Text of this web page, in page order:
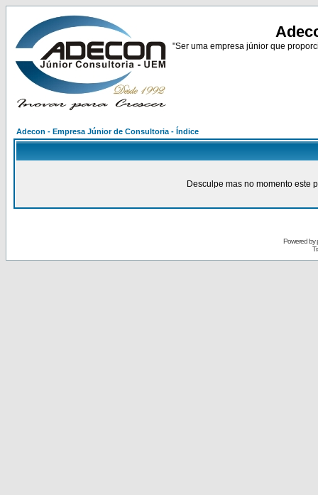
"Ser uma empresa júnior que
Adecon - Empresa Júnior de Consultoria - Índice
Desculpe mas no momento este
Powered by